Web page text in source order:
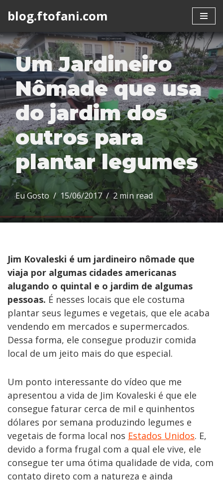
to
content
blog.ftofani.com
Um Jardineiro
Nômade que usa
do jardim dos
outros para
plantar legumes
Eu Gosto 15/06/2017 2 min read
Jim Kovaleski é um jardineiro nômade que
viaja por algumas cidades americanas
alugando o quintal e o jardim de algumas
pessoas. É nesses locais que ele costuma
plantar seus legumes e vegetais, que ele acaba
vendendo em mercados e supermercados.
Dessa forma, ele consegue produzir comida
local de um jeito mais do que especial.
Um ponto interessante do vídeo que me
apresentou a vida de Jim Kovaleski é que ele
consegue faturar cerca de mil e quinhentos
dólares por semana produzindo legumes e
vegetais de forma local nos Estados Unidos. E,
devido a forma frugal com a qual ele vive, ele
consegue ter uma ótima qualidade de vida, com
contato direto com a natureza e ainda